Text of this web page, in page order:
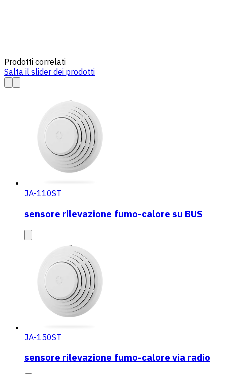
Prodotti correlati
Salta il slider dei prodotti
JA-110ST
sensore rilevazione fumo-calore su BUS
JA-150ST
sensore rilevazione fumo-calore via radio